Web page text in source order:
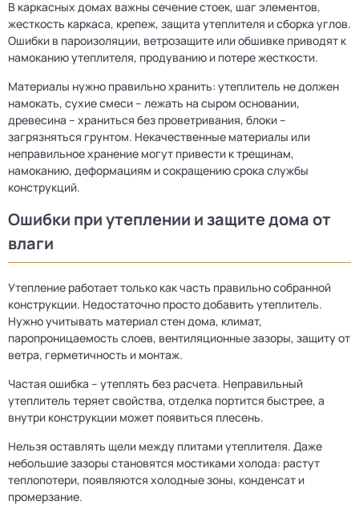
В каркасных домах важны сечение стоек, шаг элементов,
жесткость каркаса, крепеж, защита утеплителя и сборка углов.
Ошибки в пароизоляции, ветрозащите или обшивке приводят к
намоканию утеплителя, продуванию и потере жесткости.
Материалы нужно правильно хранить: утеплитель не должен
намокать, сухие смеси – лежать на сыром основании,
древесина – храниться без проветривания, блоки –
загрязняться грунтом. Некачественные материалы или
неправильное хранение могут привести к трещинам,
намоканию, деформациям и сокращению срока службы
конструкций.
Ошибки при утеплении и защите дома от
влаги
Утепление работает только как часть правильно собранной
конструкции. Недостаточно просто добавить утеплитель.
Нужно учитывать материал стен дома, климат,
паропроницаемость слоев, вентиляционные зазоры, защиту от
ветра, герметичность и монтаж.
Частая ошибка – утеплять без расчета. Неправильный
утеплитель теряет свойства, отделка портится быстрее, а
внутри конструкции может появиться плесень.
Нельзя оставлять щели между плитами утеплителя. Даже
небольшие зазоры становятся мостиками холода: растут
теплопотери, появляются холодные зоны, конденсат и
промерзание.